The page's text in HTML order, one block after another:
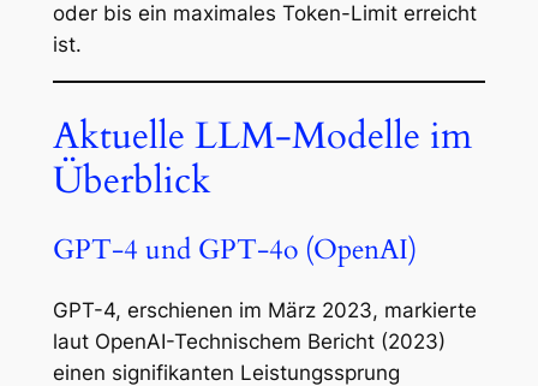
oder bis ein maximales Token-Limit erreicht
ist.
Aktuelle LLM-Modelle im
Überblick
GPT-4 und GPT-4o (OpenAI)
GPT-4, erschienen im März 2023, markierte
laut OpenAI-Technischem Bericht (2023)
einen signifikanten Leistungssprung